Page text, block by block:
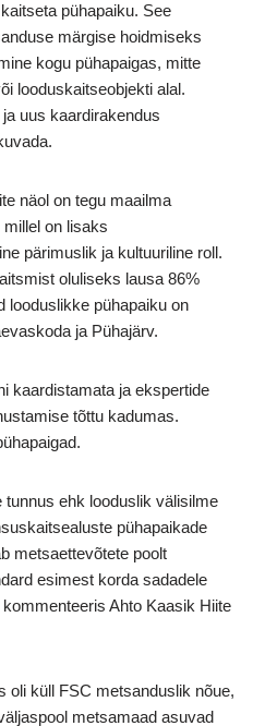
pühapaiku. See
märgise hoidmiseks
kogu pühapaigas, mitte
looduskaitseobjekti alal.
uus kaardirakendus
näol on tegu maailma
on lisaks
pärimuslik ja kultuuriline roll.
oluliseks lausa 86%
looduslikke pühapaiku on
ja Pühajärv.
kaardistamata ja ekspertide
tõttu kadumas.
tunnus ehk looduslik välisilme
pühapaikade
metsaettevõtete poolt
esimest korda sadadele
Ahto Kaasik Hiite
oli küll FSC metsanduslik nõue,
metsamaad asuvad